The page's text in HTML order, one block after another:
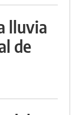
lluvia
de